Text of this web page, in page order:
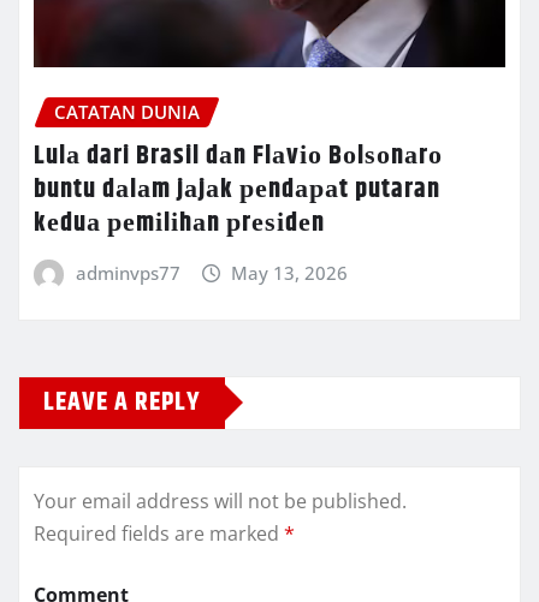
CATATAN DUNIA
Lulа dari Brasil dаn Flаvіо Bоlѕоnаrо
buntu dаlаm jаjаk реndараt putaran
kеduа реmіlіhаn рrеѕіdеn
adminvps77 May 13, 2026
LEAVE A REPLY
Your email address will not be published.
Required fields are marked *
Comment